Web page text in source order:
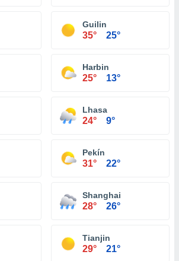
Guilin
35° 25°
Harbin
25° 13°
Lhasa
24° 9°
Pekín
31° 22°
Shanghai
28° 26°
Tianjin
29° 21°